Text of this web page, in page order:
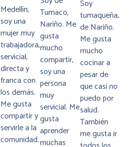
Medellín,
soy una
mujer muy
trabajadora,
servicial,
directa y
franca con
los demás.
Me gusta
compartir y
servirle a la
comunidad.
Tumaco,
Nariño. Me
gusta
mucho
compartir,
soy una
persona
muy
servicial. Me
gusta
aprender
muchas
Soy
tumaqueña,
de Nariño.
Me gusta
mucho
cocinar a
pesar de
que casi no
puedo por
salud.
También
me gusta ir